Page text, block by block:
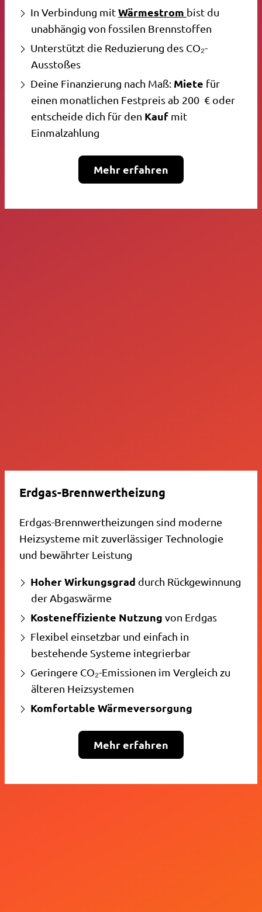
In Verbindung mitWärmestrom bist du
unabhängig von fossilen Brennstoffen
Unterstützt die Reduzierung des CO₂-
Ausstoßes
Deine Finanzierung nach Maß: Miete für
einen monatlichen Festpreis ab 200 € oder
entscheide dich für den Kauf mit
Einmalzahlung
Mehr erfahren
Erdgas-Brennwertheizung
Erdgas-Brennwertheizungen sind moderne
Heizsysteme mit zuverlässiger Technologie
und bewährter Leistung
Hoher Wirkungsgrad durch Rückgewinnung
der Abgaswärme
Kosteneffiziente Nutzung von Erdgas
Flexibel einsetzbar und einfach in
bestehende Systeme integrierbar
Geringere CO₂-Emissionen im Vergleich zu
älteren Heizsystemen
Komfortable Wärmeversorgung
Mehr erfahren